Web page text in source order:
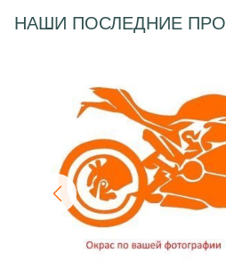
НАШИ ПОСЛЕДНИЕ